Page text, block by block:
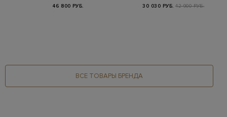
и патчем-стрел…
46 800 РУБ.
фактурной
сафьяновой кожи
30 030 РУБ. 42 900 РУБ.
ВСЕ ТОВАРЫ БРЕНДА